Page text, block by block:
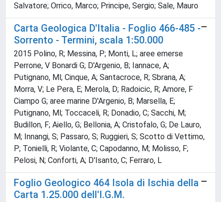
Salvatore; Orrico, Marco; Principe, Sergio; Sale, Mauro
Carta Geologica D'Italia - Foglio 466-485 -
Sorrento - Termini, scala 1:50.000
2015 Polino, R; Messina, P; Monti, L; aree emerse
Perrone, V Bonardi G; D'Argenio, B; Iannace, A;
Putignano, Ml; Cinque, A; Santacroce, R; Sbrana, A;
Morra, V; Le Pera, E; Merola, D; Radoicic, R; Amore, F
Ciampo G; aree marine D'Argenio, B; Marsella, E;
Putignano, Ml; Toccaceli, R; Donadio, C; Sacchi, M;
Budillon, F; Aiello, G; Bellonia, A; Cristofalo, G; De Lauro,
M; Innangi, S; Passaro, S; Ruggieri, S; Scotto di Vettimo,
P; Tonielli, R; Violante, C; Capodanno, M; Molisso, F;
Pelosi, N; Conforti, A; D'Isanto, C; Ferraro, L
Foglio Geologico 464 Isola di Ischia della
Carta 1.25.000 dell'I.G.M.